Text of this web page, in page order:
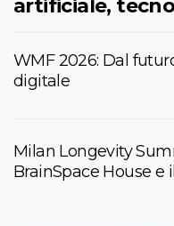
artificiale,
WMF 2026: Dal
digitale
Milan Longevity
BrainSpace House e